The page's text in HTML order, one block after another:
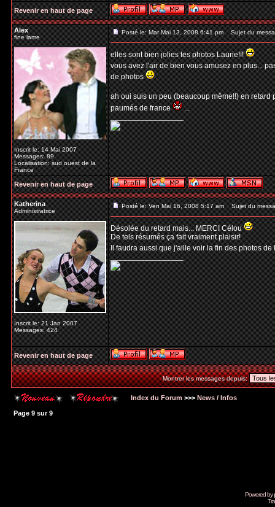
Revenir en haut de page
Alex
fine lame
Inscrit le: 14 Mai 2007
Messages: 89
Localisation: sud ouest de la
France
Posté le: Mar Mai 13, 2008 6:41 pm Sujet du
elles sont bien jolies tes photos Laurie!!!
vous avez l'air de bien vous amusez en plus...
de photos
ah oui suis un peu (beaucoup même!!) en
paumés de france
...
_________________
Revenir en haut de page
Katherina
Administratrice
Inscrit le: 21 Jan 2007
Messages: 424
Posté le: Ven Mai 16, 2008 5:17 am Sujet du
Désolée du retard mais... MERCI Célou
De tels résumés ça fait vraiment plaisir!
Il faudra aussi que j'aille voir la fin des photos
_________________
Revenir en haut de page
Montrer les messages depuis:
Index du Forum >>> News / Infos
Page 9 sur9
Powered by